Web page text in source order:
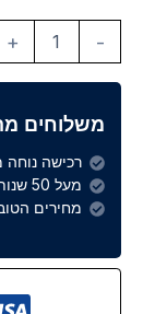
-
+
משלוחים
רכישה
מעל 50 שנות ייצור תכשיטים
מחירים